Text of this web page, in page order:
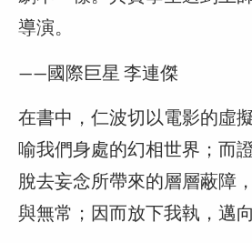
導演。
——國際巨星 李連傑
在書中，仁波切以電影的虛
喻我們身處的幻相世界；而
脫去妄念所帶來的層層蔽障
與無常；因而放下我執，邁